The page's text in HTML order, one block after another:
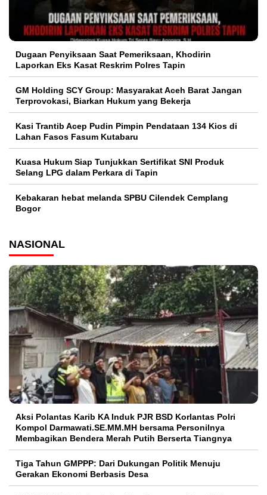
Dugaan Penyiksaan Saat Pemeriksaan, Khodirin
Laporkan Eks Kasat Reskrim Polres Tapin
GM Holding SCY Group: Masyarakat Aceh Barat Jangan
Terprovokasi, Biarkan Hukum yang Bekerja
Kasi Trantib Acep Pudin Pimpin Pendataan 134 Kios di
Lahan Fasos Fasum Kutabaru
Kuasa Hukum Siap Tunjukkan Sertifikat SNI Produk
Selang LPG dalam Perkara di Tapin
Kebakaran hebat melanda SPBU Cilendek Cemplang
Bogor
NASIONAL
Aksi Polantas Karib KA Induk PJR BSD Korlantas Polri
Kompol Darmawati.SE.MM.MH bersama Personilnya
Membagikan Bendera Merah Putih Berserta Tiangnya
Tiga Tahun GMPPP: Dari Dukungan Politik Menuju
Gerakan Ekonomi Berbasis Desa